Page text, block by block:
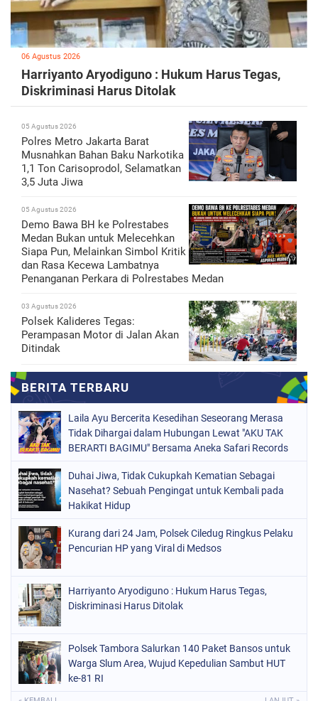
06 Agustus 2026
Harriyanto Aryodiguno : Hukum Harus Tegas,
Diskriminasi Harus Ditolak
05 Agustus 2026
Polres Metro Jakarta Barat
Musnahkan Bahan Baku Narkotika
1,1 Ton Carisoprodol, Selamatkan
3,5 Juta Jiwa
05 Agustus 2026
Demo Bawa BH ke Polrestabes
Medan Bukan untuk Melecehkan
Siapa Pun, Melainkan Simbol Kritik
dan Rasa Kecewa Lambatnya
Penanganan Perkara di Polrestabes Medan
03 Agustus 2026
Polsek Kalideres Tegas:
Perampasan Motor di Jalan Akan
Ditindak
Laila Ayu Bercerita Kesedihan Seseorang Merasa
Tidak Dihargai dalam Hubungan Lewat "AKU TAK
BERARTI BAGIMU" Bersama Aneka Safari Records
Duhai Jiwa, Tidak Cukupkah Kematian Sebagai
Nasehat? Sebuah Pengingat untuk Kembali pada
Hakikat Hidup
Kurang dari 24 Jam, Polsek Ciledug Ringkus Pelaku
Pencurian HP yang Viral di Medsos
Harriyanto Aryodiguno : Hukum Harus Tegas,
Diskriminasi Harus Ditolak
Polsek Tambora Salurkan 140 Paket Bansos untuk
Warga Slum Area, Wujud Kepedulian Sambut HUT
ke-81 RI